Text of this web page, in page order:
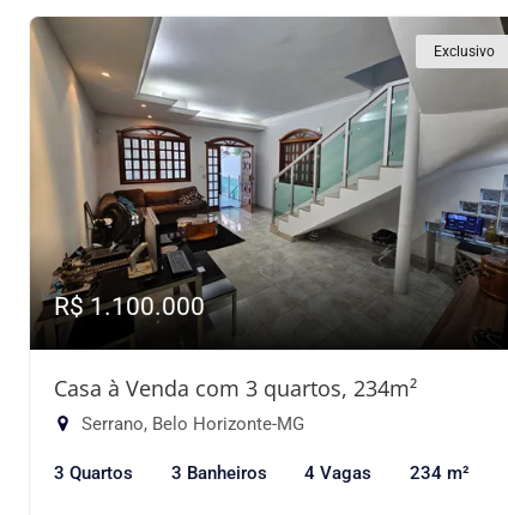
Exclusivo
R$ 1.100.000
Casa à Venda com 3 quartos, 234m²
Serrano, Belo Horizonte-MG
3 Quartos 3 Banheiros 4 Vagas 234 m²